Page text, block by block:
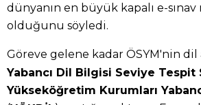
dünyanın en büyük kapalı e-sınav
olduğunu söyledi.
Göreve gelene kadar ÖSYM'nin dil
Yabancı Dil Bilgisi Seviye Tespit
Yükseköğretim Kurumları